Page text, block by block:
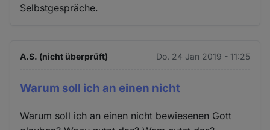
Selbstgespräche.
A.S. (nicht überprüft) Do. 24 Jan 2019 - 11:25
Warum soll ich an einen nicht
Warum soll ich an einen nicht bewiesenen Gott